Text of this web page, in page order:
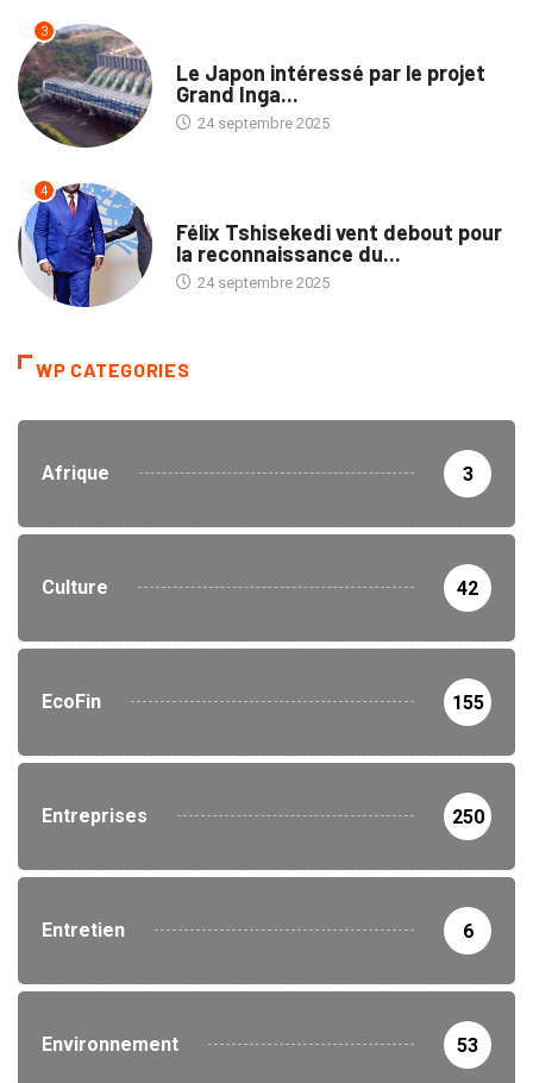
3
Le Japon intéressé par le projet
Grand Inga...
24 septembre 2025
4
Félix Tshisekedi vent debout pour
la reconnaissance du...
24 septembre 2025
WP CATEGORIES
Afrique 3
Culture 42
EcoFin 155
Entreprises 250
Entretien 6
Environnement 53